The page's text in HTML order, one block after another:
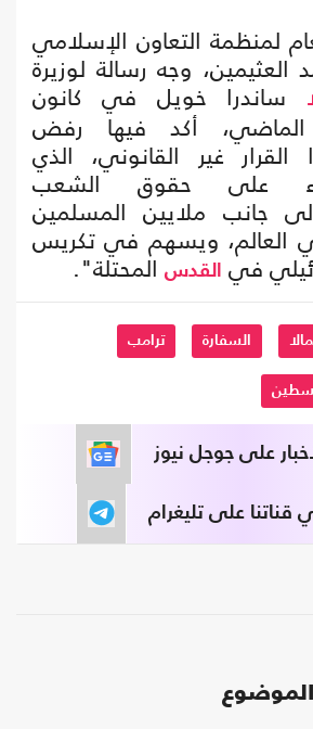
لمنظمة التعاون الإسلامي
وجه رسالة لوزيرة
ساندرا خويل في كانون
الماضي، أكد فيها رفض
غير القانوني، الذي
على حقوق الشعب
جانب ملايين المسلمين
العالم، ويسهم في تكريس
في القدس المحتلة".
السفارة ترامب
على جوجل نيوز
قناتنا على تليغرام
الموضوع